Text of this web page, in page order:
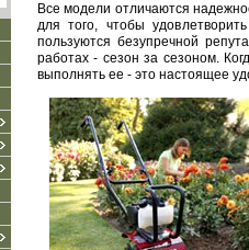
Все модели отличаются
для того, чтобы
пользуются безупречной
работах - сезон за сезоном.
выполнять ее - это настоящее